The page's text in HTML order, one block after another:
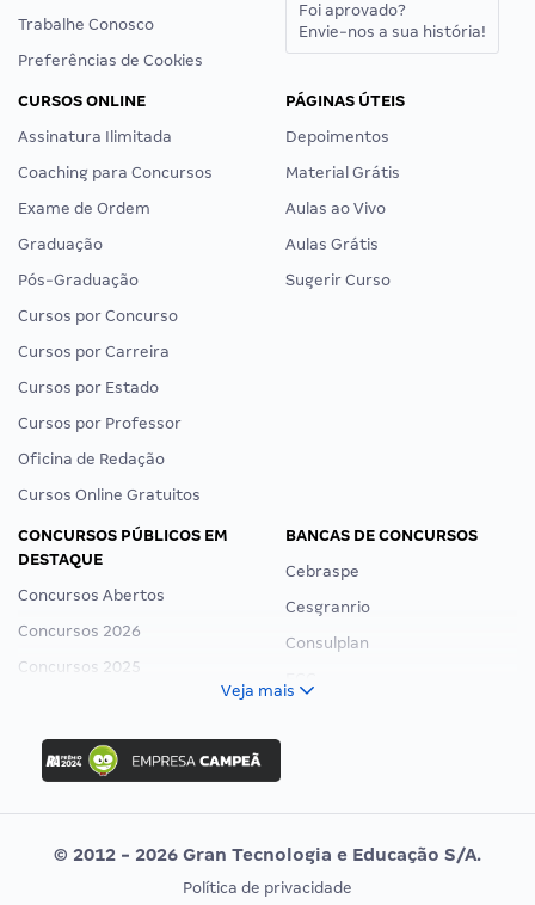
Trabalhe Conosco
Preferências de Cookies
Foi aprovado?
Envie-nos a sua história!
CURSOS ONLINE
Assinatura Ilimitada
Coaching para Concursos
Exame de Ordem
Graduação
Pós-Graduação
Cursos por Concurso
Cursos por Carreira
Cursos por Estado
Cursos por Professor
Oficina de Redação
Cursos Online Gratuitos
PÁGINAS ÚTEIS
Depoimentos
Material Grátis
Aulas ao Vivo
Aulas Grátis
Sugerir Curso
CONCURSOS PÚBLICOS EM
DESTAQUE
Concursos Abertos
Concursos 2026
Concursos 2025
Concurso Ibama
Concurso MPU
Editais publicados
BANCAS DE CONCURSOS
Cebraspe
Cesgranrio
Consulplan
Vunesp
CONCURSOS POR PROFISSÃO EXAME DE ORDEM
Veja mais
© 2012 - 2026 Gran Tecnologia e Educação S/A.
Política de privacidade